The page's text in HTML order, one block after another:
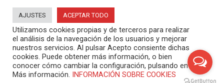
Política de cookies| Política de privacidad
|Accesibilidad
PROGRAMA KIT DIGITAL COFINANCIADO POR LOS FONDOS NEXT
GENERATION (EU) DEL MECANISMO DE RECUPERACIÓN Y RESILENCIA
AJUSTES ACEPTAR TODO
Utilizamos cookies propias y de terceros para realizar
el análisis de la navegación de los usuarios y mejorar
nuestros servicios. Al pulsar Acepto consiente dichas
cookies. Puede obtener más información, o bien
conocer cómo cambiar la configuración, pulsando en
Más información. INFORMACIÓN SOBRE COOKIES